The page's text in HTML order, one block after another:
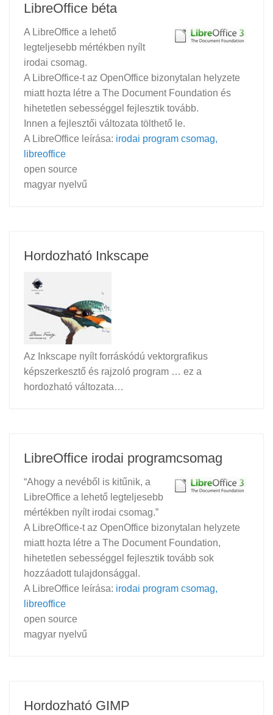
LibreOffice béta
A LibreOffice a lehető
legteljesebb mértékben nyílt
irodai csomag.
A LibreOffice-t az OpenOffice bizonytalan helyzete
miatt hozta létre a The Document Foundation és
hihetetlen sebességgel fejlesztik tovább.
Innen a fejlesztői változata tölthető le.
A LibreOffice leírása: irodai program csomag,
libreoffice
open source
magyar nyelvű
Hordozható Inkscape
Az Inkscape nyílt forráskódú vektorgrafikus
képszerkesztő és rajzoló program … ez a
hordozható változata…
LibreOffice irodai programcsomag
“Ahogy a nevéből is kitűnik, a
LibreOffice a lehető legteljesebb
mértékben nyílt irodai csomag.”
A LibreOffice-t az OpenOffice bizonytalan helyzete
miatt hozta létre a The Document Foundation,
hihetetlen sebességgel fejlesztik tovább sok
hozzáadott tulajdonsággal.
A LibreOffice leírása: irodai program csomag,
libreoffice
open source
magyar nyelvű
Hordozható GIMP